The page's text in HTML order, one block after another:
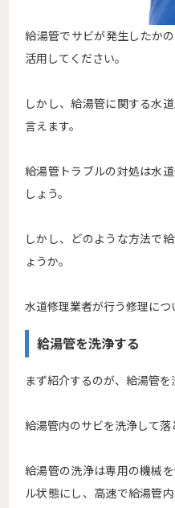
給湯管でサビが発生したか
活用してください。
しかし、給湯管に関する水
言えます。
給湯管トラブルの対処は水
しょう。
しかし、どのような方法で
ょうか。
水道修理業者が行う修理につ
給湯管を洗浄する
まず紹介するのが、給湯管を
給湯管内のサビを洗浄して落
給湯管の洗浄は専用の機械
ル状態にし、高速で給湯管